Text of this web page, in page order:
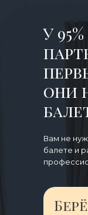
У
они
Вам не
балете и